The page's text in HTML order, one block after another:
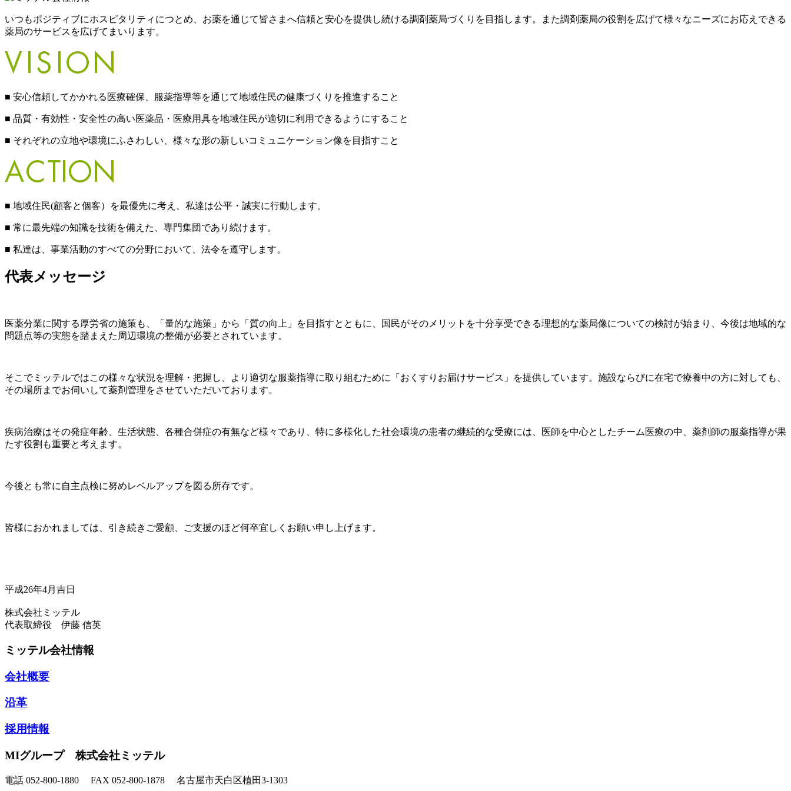
いつもポジティブにホスピタリティにつとめ、お薬を通じて皆さまへ信頼と安心を提供し続ける調剤薬局づくりを目指します。また調剤薬局の役割を広げて様々なニーズにお応えできる
薬局のサービスを広げてまいります。
■ 安心信頼してかかれる医療確保、服薬指導等を通じて地域住民の健康づくりを推進すること
■ 品質・有効性・安全性の高い医薬品・医療用具を地域住民が適切に利用できるようにすること
■ それぞれの立地や環境にふさわしい、様々な形の新しいコミュニケーション像を目指すこと
■ 地域住民(顧客と個客）を最優先に考え、私達は公平・誠実に行動します。
■ 常に最先端の知識を技術を備えた、専門集団であり続けます。
■ 私達は、事業活動のすべての分野において、法令を遵守します。
代表メッセージ
医薬分業に関する厚労省の施策も、「量的な施策」から「質の向上」を目指すとともに、国民がそのメリットを十分享受できる理想的な薬局像についての検討が始まり、今後は地域的な
問題点等の実態を踏まえた周辺環境の整備が必要とされています。
そこでミッテルではこの様々な状況を理解・把握し、より適切な服薬指導に取り組むために「おくすりお届けサービス」を提供しています。施設ならびに在宅で療養中の方に対しても、
その場所までお伺いして薬剤管理をさせていただいております。
疾病治療はその発症年齢、生活状態、各種合併症の有無など様々であり、特に多様化した社会環境の患者の継続的な受療には、医師を中心としたチーム医療の中、薬剤師の服薬指導が果
たす役割も重要と考えます。
今後とも常に自主点検に努めレベルアップを図る所存です。
皆様におかれましては、引き続きご愛顧、ご支援のほど何卒宜しくお願い申し上げます。
平成26年4月吉日
株式会社ミッテル
代表取締役 伊藤 信英
ミッテル会社情報
会社概要
沿革
採用情報
MIグループ 株式会社ミッテル
電話 052-800-1880 FAX 052-800-1878 名古屋市天白区植田3-1303